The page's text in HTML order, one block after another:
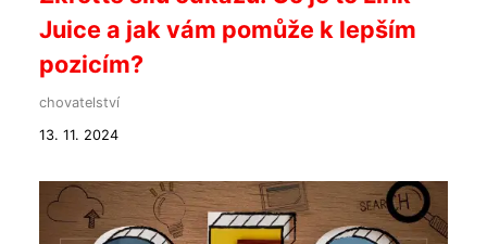
Juice a jak vám pomůže k lepším
pozicím?
chovatelství
13. 11. 2024